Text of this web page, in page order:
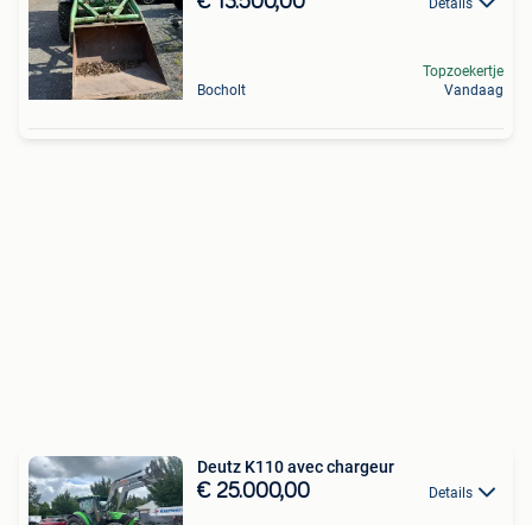
Bocholt
Topzoekertje
Vandaag
Deutz K110 avec chargeur
€ 25.000,00 Details